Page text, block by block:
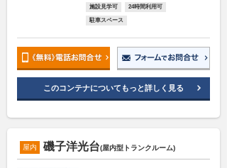
施設見学可 24時間利用可
駐車スペース
このコンテナについてもっと詳しく見る
屋内 磯子洋光台(屋内型トランクルーム)